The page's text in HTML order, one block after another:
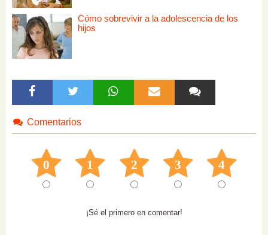
Cómo sobrevivir a la adolescencia de los
hijos
Comentarios
0 1 2 3 4
¡Sé el primero en comentar!